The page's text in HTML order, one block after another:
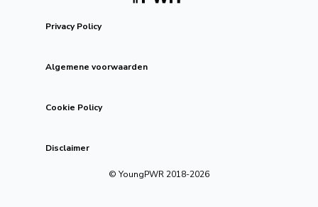
Privacy Policy
Algemene voorwaarden
Cookie Policy
Disclaimer
© YoungPWR 2018-2026